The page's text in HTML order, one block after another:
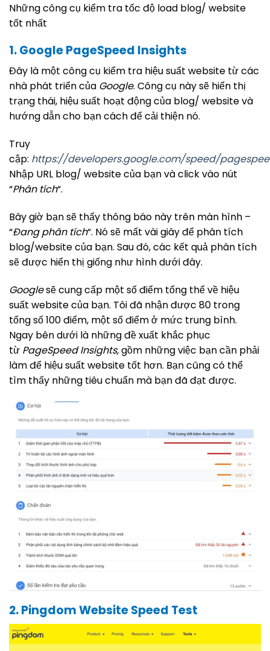
Những công cụ kiểm tra tốc độ load blog/ website
tốt nhất
1. Google PageSpeed Insights
Đây là một công cụ kiểm tra hiệu suất website từ các
nhà phát triển của Google. Công cụ này sẽ hiển thị
trạng thái, hiệu suất hoạt động của blog/ website và
hướng dẫn cho bạn cách để cải thiện nó.
Truy
cập: https://developers.google.com/speed/
Nhập URL blog/ website của bạn và click vào nút
“Phân tích“.
Bây giờ bạn sẽ thấy thông báo này trên màn hình –
“Đang phân tích“. Nó sẽ mất vài giây để phân tích
blog/website của bạn. Sau đó, các kết quả phân tích
sẽ được hiển thị giống như hình dưới đây.
Googlesẽ cung cấp một số điểm tổng thể về hiệu
suất website của bạn. Tôi đã nhận được 80 trong
tổng số 100 điểm, một số điểm ở mức trung bình.
Ngay bên dưới là những đề xuất khắc phục
từ PageSpeed ​​Insights,gồm những việc bạn cần phải
làm để hiệu suất website tốt hơn. Bạn cũng có thể
tìm thấy những tiêu chuẩn mà bạn đã đạt được.
2. Pingdom Website Speed ​​Test